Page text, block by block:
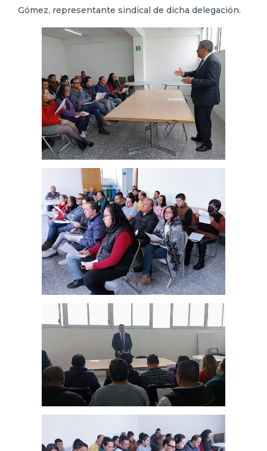
Gómez, representante sindical de dicha delegación.